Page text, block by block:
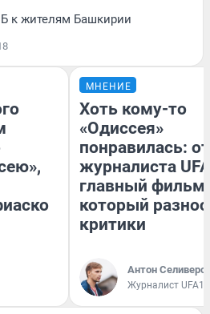
к жителям Башкирии
МНЕНИЕ
Хоть кому-то
«Одиссея»
понравилась:
журналиста
главный фильм
который
критики
Антон
Журналист